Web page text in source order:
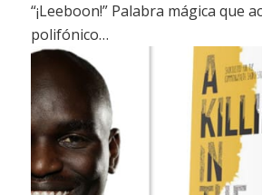
“¡Leeboon!” Palabra mágica que
polifónico…